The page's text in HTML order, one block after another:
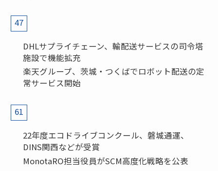
47
DHLサプライチェーン、輸配送サービスの司令塔
施設で機能拡充
楽天グループ、茨城・つくばでロボット配送の定
常サービス開始
61
22年度エコドライブコンクール、磐城通運、
DINS関西などが受賞
MonotaRO担当役員がSCM高度化戦略を公表